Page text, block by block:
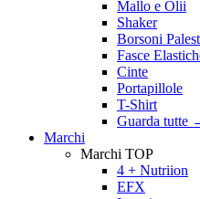
Mallo e Olii
Shaker
Borsoni
Fasce
Cinte
Portapillole
T-Shirt
Guarda tutte
Marchi
Marchi TOP
4 + Nutriion
EFX